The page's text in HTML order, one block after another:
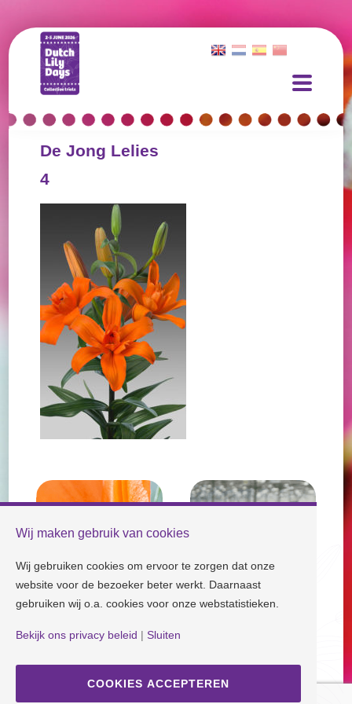
De Jong Lelies
4
Check our socials and stay tuned!
Wij maken gebruik van cookies
Wij gebruiken cookies om ervoor te zorgen dat onze
website voor de bezoeker beter werkt. Daarnaast
gebruiken wij o.a. cookies voor onze webstatistieken.
Bekijk ons privacy beleid | Sluiten
COOKIES ACCEPTEREN